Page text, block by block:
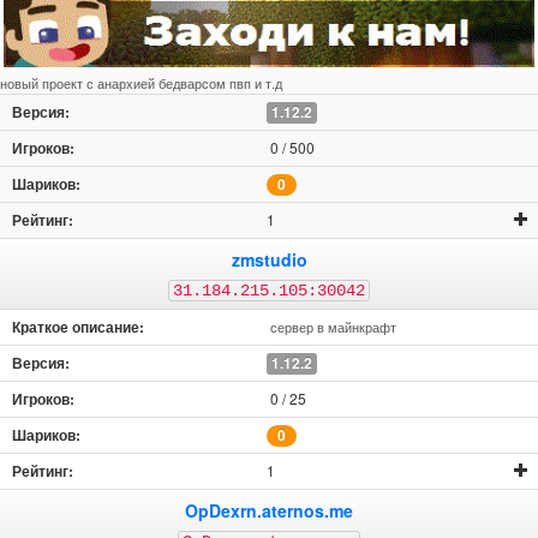
новый проект с анархией бедварсом пвп и т.д
1.12.2
0 / 500
0
1
zmstudio
31.184.215.105:30042
сервер в майнкрафт
1.12.2
0 / 25
0
1
OpDexrn.aternos.me